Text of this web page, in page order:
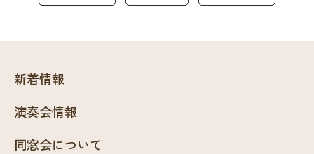
新着情報
演奏会情報
同窓会について